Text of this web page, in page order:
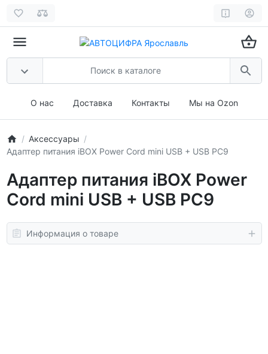
О нас Доставка Контакты Мы на Ozon
Аксессуары
Адаптер питания iBOX Power Cord mini USB + USB PC9
Адаптер питания iBOX Power
Cord mini USB + USB PC9
Информация о товаре